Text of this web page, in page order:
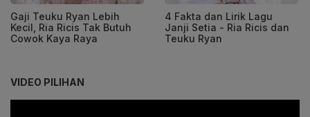
Gaji Teuku Ryan Lebih
Kecil, Ria Ricis Tak Butuh
Cowok Kaya Raya
4 Fakta dan Lirik Lagu
Janji Setia - Ria Ricis dan
Teuku Ryan
VIDEO PILIHAN